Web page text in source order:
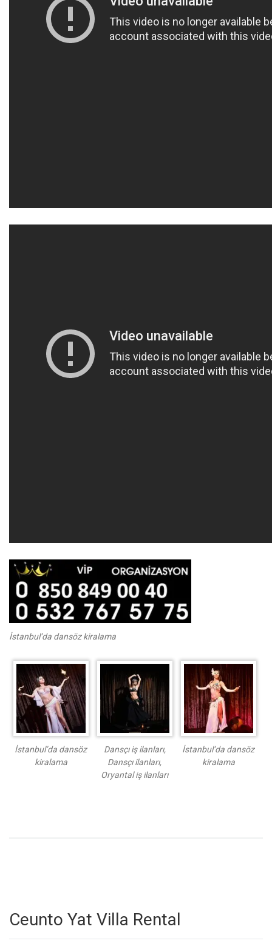
İstanbul’da dansöz kiralama
İstanbul’da dansöz
kiralama
Dansçı iş ilanları,
Dansçı ilanları,
Oryantal iş ilanları
İstanbul’da dansöz
kiralama
Ceunto Yat Villa Rental